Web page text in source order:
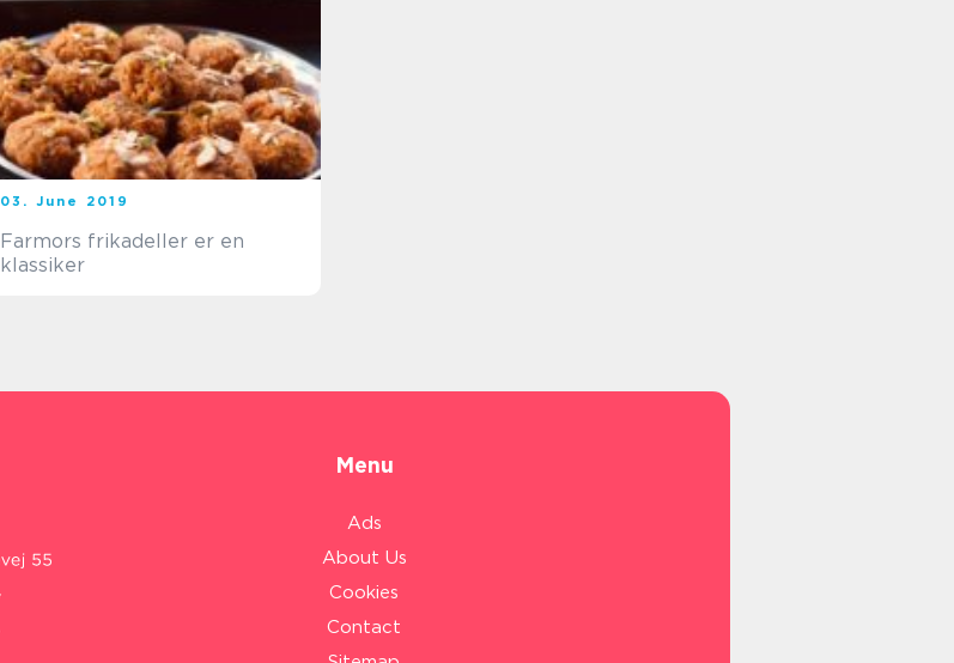
03. June 2019
Farmors frikadeller er en
klassiker
Menu
Ads
About Us
Cookies
Contact